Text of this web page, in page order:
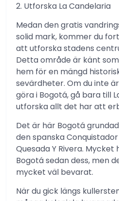
2. Utforska La Candelaria
Medan den gratis
solid mark, kommer du
att utforska stadens
Detta område är känt
hem för en mängd
sevärdheter. Om du inte
göra i Bogotá, gå bara till
utforska allt det har att
Det är här Bogotá
den spanska
Quesada Y Rivera.
Bogotá sedan dess, men
mycket väl bevarat.
När du gick längs